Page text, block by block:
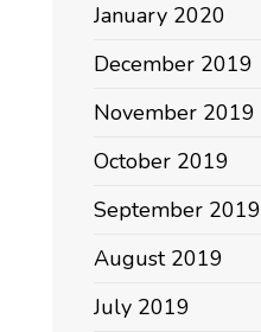
January 2020
December 2019
November 2019
October 2019
September 2019
August 2019
July 2019